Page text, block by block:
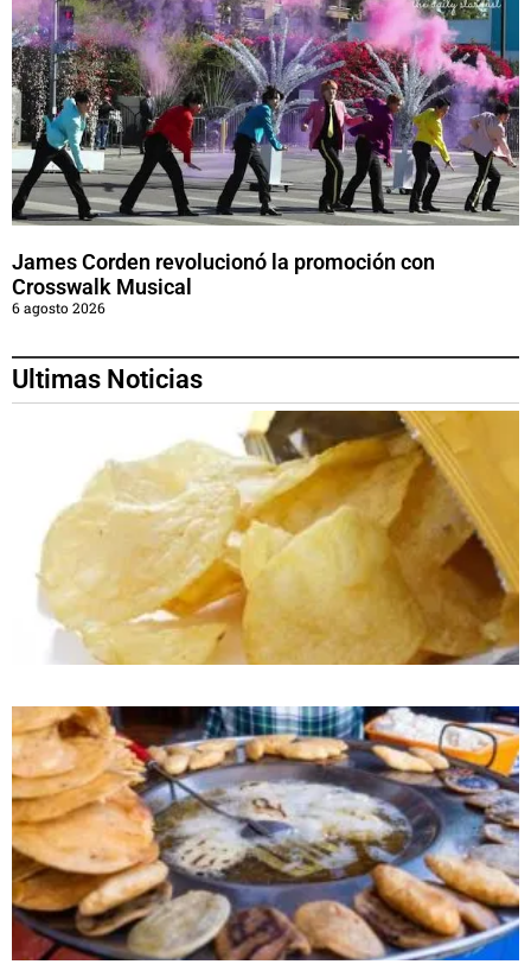
James Corden revolucionó la promoción con
Crosswalk Musical
6 agosto 2026
Ultimas Noticias